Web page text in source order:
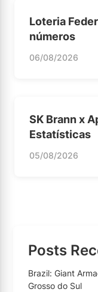
Loteria
números
06/08/2026
SK Brann x
Estatísticas
05/08/2026
Posts
Brazil: Giant
Grosso do Sul